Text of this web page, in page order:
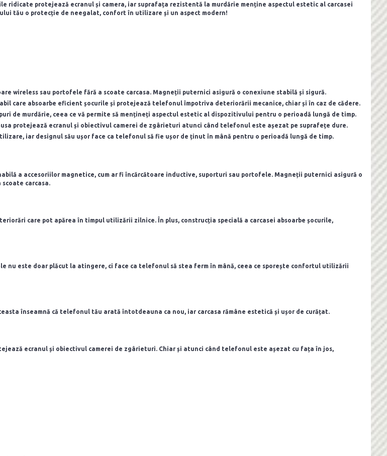
protejează ecranul și camera, iar suprafața rezistentă la murdărie menține aspectul estetic al carcasei
tău o protecție de neegalat, confort în utilizare și un aspect modern!
wireless sau portofele fără a scoate carcasa. Magneții puternici asigură o conexiune stabilă și sigură.
care absoarbe eficient șocurile și protejează telefonul împotriva deteriorării mecanice, chiar și în caz de cădere.
de murdărie, ceea ce vă permite să mențineți aspectul estetic al dispozitivului pentru o perioadă lungă de timp.
protejează ecranul și obiectivul camerei de zgârieturi atunci când telefonul este așezat pe suprafețe dure.
iar designul său ușor face ca telefonul să fie ușor de ținut în mână pentru o perioadă lungă de timp.
a accesoriilor magnetice, cum ar fi încărcătoare inductive, suporturi sau portofele. Magneții puternici asigură o
carcasa.
care pot apărea în timpul utilizării zilnice. În plus, construcția specială a carcasei absoarbe șocurile,
nu este doar plăcut la atingere, ci face ca telefonul să stea ferm în mână, ceea ce sporește confortul utilizării
înseamnă că telefonul tău arată întotdeauna ca nou, iar carcasa rămâne estetică și ușor de curățat.
ecranul și obiectivul camerei de zgârieturi. Chiar și atunci când telefonul este așezat cu fața în jos,